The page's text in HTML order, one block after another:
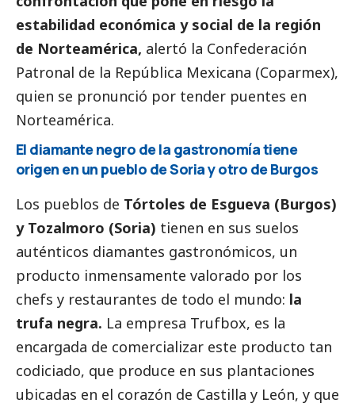
estabilidad económica y social de la región
de Norteamérica, alertó la Confederación
Patronal de la República Mexicana (Coparmex),
quien se pronunció por tender puentes en
Norteamérica.
El diamante negro de la gastronomía tiene
origen en un pueblo de Soria y otro de Burgos
Los pueblos de Tórtoles de Esgueva (Burgos)
y Tozalmoro (Soria) tienen en sus suelos
auténticos diamantes gastronómicos, un
producto inmensamente valorado por los
chefs y restaurantes de todo el mundo: la
trufa negra. La empresa Trufbox, es la
encargada de comercializar este producto tan
codiciado, que produce en sus plantaciones
ubicadas en el corazón de Castilla y León, y que